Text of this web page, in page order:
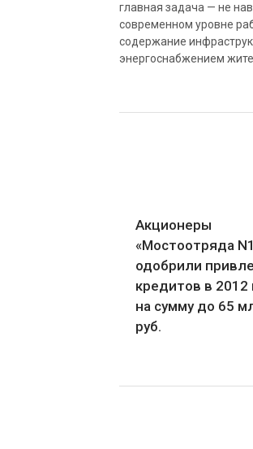
главная задача — не
современном уровне
содержание
энергоснабжением
Акционеры
«Мостоотряда
одобрили
кредитов в 2012
на сумму до 65
руб.